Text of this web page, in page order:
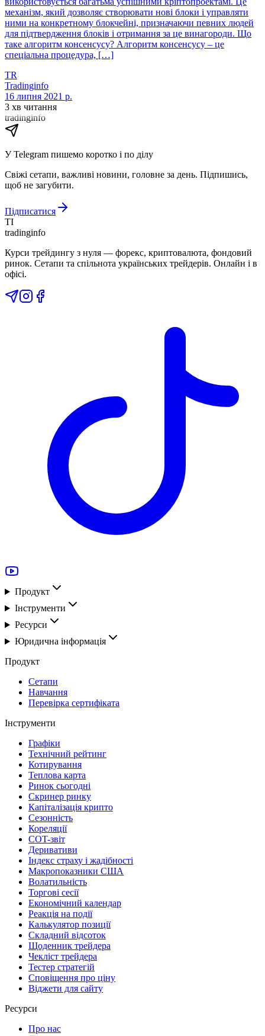
механізм, який дозволяє створювати нові блоки і управляти
ними на конкретному блокчейні, призначаючи певних людей
для підтвердження блоків і отримання за це винагороди. Що
таке алгоритм консенсусу? Алгоритм консенсусу – це
спеціальна процедура, […]
TR
Tradinginfo
16 липня 2021 р.
3 хв читання
tradinginfo
У Telegram пишемо коротко і по ділу
Свіжі сетапи, важливі новини, головне за день. Підпишись,
щоб не загубити.
Підписатися
TI
tradinginfo
Курси трейдингу з нуля — форекс, криптовалюта, фондовий
ринок. Сетапи та спільнота українських трейдерів. Онлайн і в
офісі.
Продукт
Інструменти
Ресурси
Юридична інформація
Продукт
Сетапи
Навчання
Перевірка сертифіката
Інструменти
Графіки
Технічний рейтинг
Котирування
Теплова карта
Ринок сьогодні
Скринер ринку
Капіталізація крипто
Сезонність
Кореляції
COT-звіт
Деривативи
Індекс страху і жадібності
Макропоказники США
Волатильність
Торгові сесії
Економічний календар
Реакція на події
Калькулятор позиції
Складний відсоток
Щоденник трейдера
Чекліст трейдера
Тестер стратегій
Сповіщення про ціну
Віджети для сайту
Ресурси
Про нас